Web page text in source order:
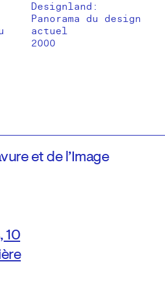
Designland:
Panorama du design
actuel
2000
et de l’Image
10